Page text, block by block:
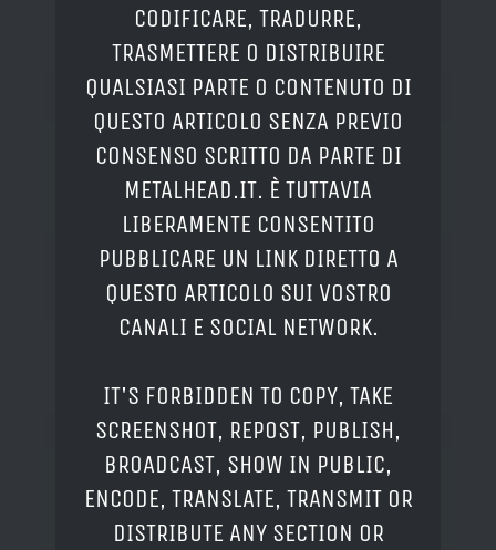
CODIFICARE, TRADURRE,
TRASMETTERE O DISTRIBUIRE
QUALSIASI PARTE O CONTENUTO DI
QUESTO ARTICOLO SENZA PREVIO
CONSENSO SCRITTO DA PARTE DI
METALHEAD.IT. È TUTTAVIA
LIBERAMENTE CONSENTITO
PUBBLICARE UN LINK DIRETTO A
QUESTO ARTICOLO SUI VOSTRO
CANALI E SOCIAL NETWORK.
IT'S FORBIDDEN TO COPY, TAKE
SCREENSHOT, REPOST, PUBLISH,
BROADCAST, SHOW IN PUBLIC,
ENCODE, TRANSLATE, TRANSMIT OR
DISTRIBUTE ANY SECTION OR